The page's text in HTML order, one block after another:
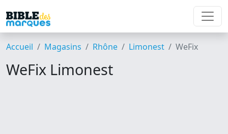
Accueil Magasins Rhône Limonest WeFix
WeFix Limonest